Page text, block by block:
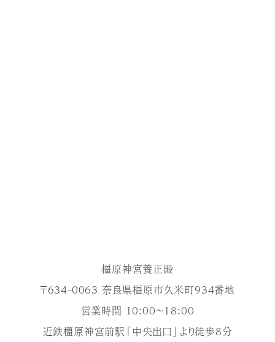
橿原神宮養正殿
〒634-0063 奈良県橿原市久米町934番地
営業時間 10:00～18:00
近鉄橿原神宮前駅「中央出口」より徒歩8分